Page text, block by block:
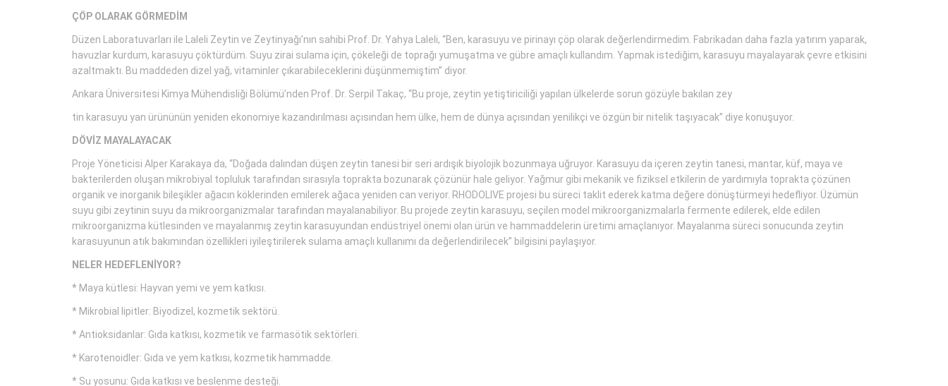
ÇÖP OLARAK GÖRMEDİM
Düzen Laboratuvarları ile Laleli Zeytin ve Zeytinyağı’nın sahibi Prof. Dr. Yahya Laleli, “Ben, karasuyu ve pirinayı çöp olarak değerlendirmedim. Fabrikadan daha fazla yatırım yaparak,
havuzlar kurdum, karasuyu çöktürdüm. Suyu zirai sulama için, çökeleği de toprağı yumuşatma ve gübre amaçlı kullandım. Yapmak istediğim, karasuyu mayalayarak çevre etkisini
azaltmaktı. Bu maddeden dizel yağ, vitaminler çıkarabileceklerini düşünmemiştim” diyor.
Ankara Üniversitesi Kimya Mühendisliği Bölümü’nden Prof. Dr. Serpil Takaç, “Bu proje, zeytin yetiştiriciliği yapılan ülkelerde sorun gözüyle bakılan zey
tin karasuyu yan ürününün yeniden ekonomiye kazandırılması açısından hem ülke, hem de dünya açısından yenilikçi ve özgün bir nitelik taşıyacak” diye konuşuyor.
DÖVİZ MAYALAYACAK
Proje Yöneticisi Alper Karakaya da, “Doğada dalından düşen zeytin tanesi bir seri ardışık biyolojik bozunmaya uğruyor. Karasuyu da içeren zeytin tanesi, mantar, küf, maya ve
bakterilerden oluşan mikrobiyal topluluk tarafından sırasıyla toprakta bozunarak çözünür hale geliyor. Yağmur gibi mekanik ve fiziksel etkilerin de yardımıyla toprakta çözünen
organik ve inorganik bileşikler ağacın köklerinden emilerek ağaca yeniden can veriyor. RHODOLIVE projesi bu süreci taklit ederek katma değere dönüştürmeyi hedefliyor. Üzümün
suyu gibi zeytinin suyu da mikroorganizmalar tarafından mayalanabiliyor. Bu projede zeytin karasuyu, seçilen model mikroorganizmalarla fermente edilerek, elde edilen
mikroorganizma kütlesinden ve mayalanmış zeytin karasuyundan endüstriyel önemi olan ürün ve hammaddelerin üretimi amaçlanıyor. Mayalanma süreci sonucunda zeytin
karasuyunun atık bakımından özellikleri iyileştirilerek sulama amaçlı kullanımı da değerlendirilecek” bilgisini paylaşıyor.
NELER HEDEFLENİYOR?
* Maya kütlesi: Hayvan yemi ve yem katkısı.
* Mikrobial lipitler: Biyodizel, kozmetik sektörü.
* Antioksidanlar: Gıda katkısı, kozmetik ve farmasötik sektörleri.
* Karotenoidler: Gıda ve yem katkısı, kozmetik hammadde.
* Su yosunu: Gıda katkısı ve beslenme desteği.